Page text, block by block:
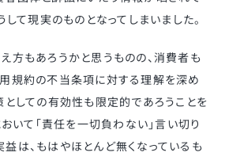
して現実のものとなってしまいました。
方もあろうかと思うものの、消費者も
規約の不当条項に対する理解を深め
としての有効性も限定的であろうことを
いて「責任を一切負わない」言い切り
は、もはやほとんど無くなっているも